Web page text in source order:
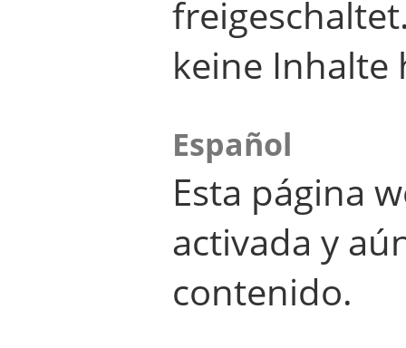
keine Inhalte
Español
Esta página
activada y
contenido.